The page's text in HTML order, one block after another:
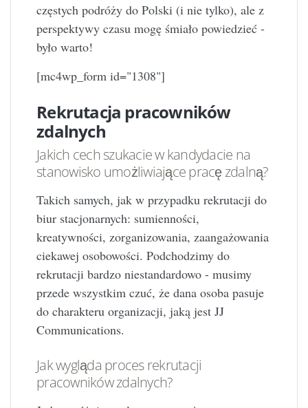
częstych podróży do Polski (i nie tylko), ale z
perspektywy czasu mogę śmiało powiedzieć -
było warto!
[mc4wp_form id="1308"]
Rekrutacja pracowników
zdalnych
Jakich cech szukacie w kandydacie na
stanowisko umożliwiające pracę zdalną?
Takich samych, jak w przypadku rekrutacji do
biur stacjonarnych: sumienności,
kreatywności, zorganizowania, zaangażowania
ciekawej osobowości. Podchodzimy do
rekrutacji bardzo niestandardowo - musimy
przede wszystkim czuć, że dana osoba pasuje
do charakteru organizacji, jaką jest JJ
Communications.
Jak wygląda proces rekrutacji
pracowników zdalnych?